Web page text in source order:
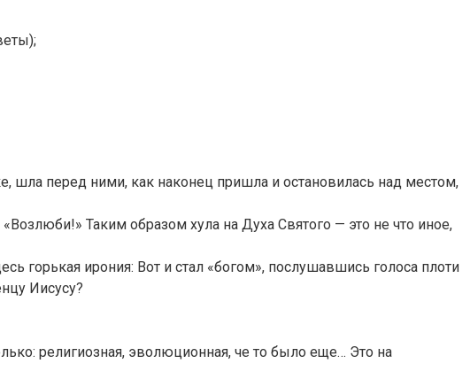
шла перед ними, как наконец пришла и остановилась над местом,
Таким образом хула на Духа Святого — это не что иное,
горькая ирония: Вот и стал «богом», послушавшись голоса плоти
Иисусу?
религиозная, эволюционная, че то было еще… Это на